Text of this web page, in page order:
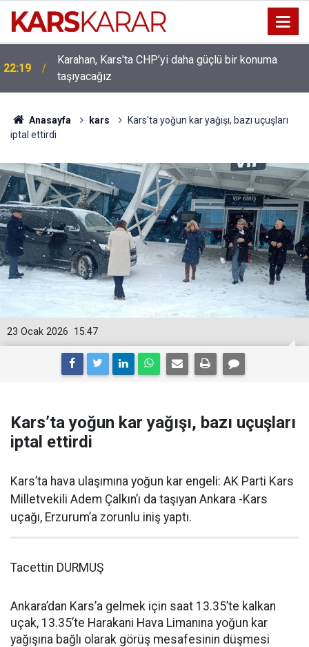
22:19
Karahan, Kars'ta CHP’yi daha güçlü bir konuma
taşıyacağız
16:15
Uludaşdemir, YENİ Parti’nin kurucu il başkanlığı
görevine getirildi
Anasayfa kars
Kars’ta yoğun kar yağışı, bazı uçuşları
iptal ettirdi
15:47
23 Ocak 2026
Kars’ta yoğun kar yağışı, bazı uçuşları
iptal ettirdi
Kars’ta hava ulaşımına yoğun kar engeli: AK Parti Kars
Milletvekili Adem Çalkın’ı da taşıyan Ankara -Kars
uçağı, Erzurum’a zorunlu iniş yaptı.
Tacettin DURMUŞ
Ankara’dan Kars’a gelmek için saat 13.35’te kalkan
uçak, 13.35’te Harakani Hava Limanına yoğun kar
yağışına bağlı olarak görüş mesafesinin düşmesi